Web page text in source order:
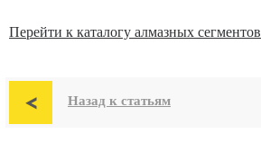
Перейти к каталогу алмазных сегментов
 Назад к статьям